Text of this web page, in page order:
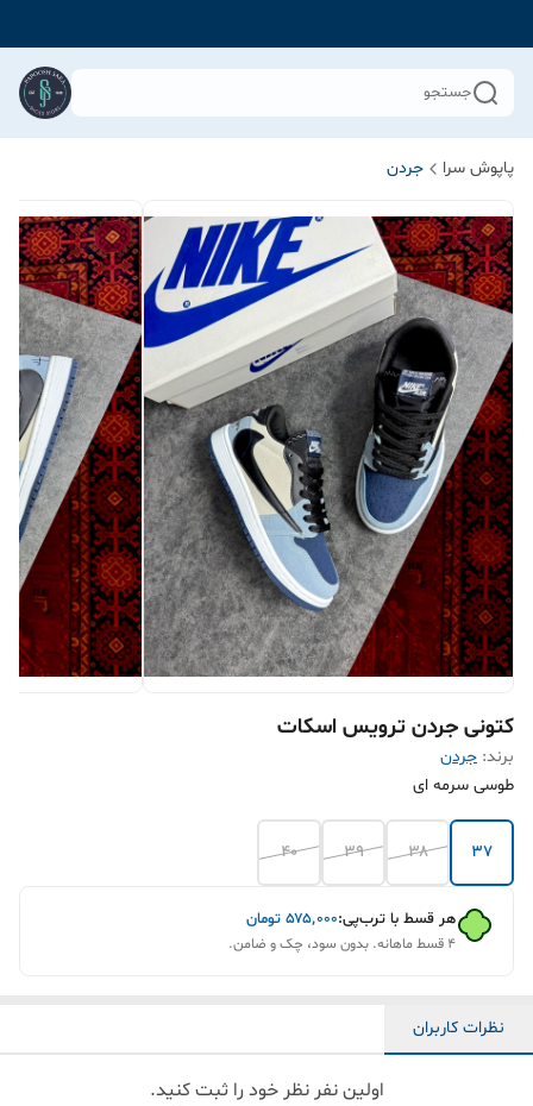
جستجو
پاپوش سرا جردن
کتونی جردن ترویس اسکات
برند: جردن
طوسی سرمه ای
۳۷ ۳۸ ۳۹ ۴۰
هر قسط با ترب‌پی:۵۷۵٬۰۰۰ تومان
۴ قسط ماهانه. بدون سود، چک و ضامن.
نظرات کاربران
اولین نفر نظر خود را ثبت کنید.